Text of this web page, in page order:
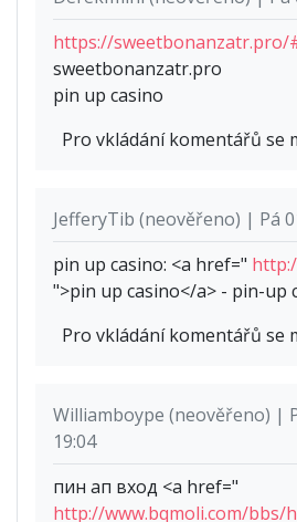
https://sweetbonanzatr.pro/
sweetbonanzatr.pro
pin up casino
Pro vkládání komentářů se
JefferyTib (neověřeno) | Pá
pin up casino: <a href="
">pin up casino</a> - pin-up
Pro vkládání komentářů se
Williamboype (neověřeno) |
19:04
пин ап вход <a href="
http://www.bqmoli.com/bbs/